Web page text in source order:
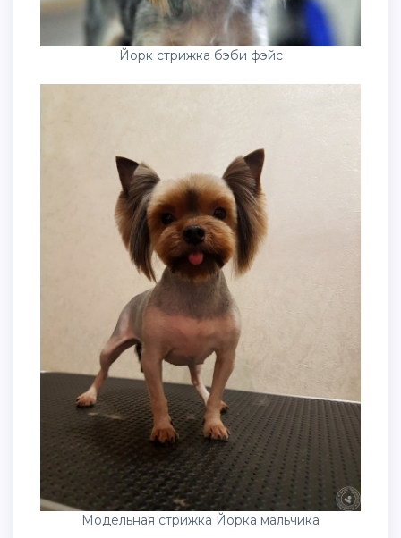
Йорк стрижка бэби фэйс
Модельная стрижка Йорка мальчика